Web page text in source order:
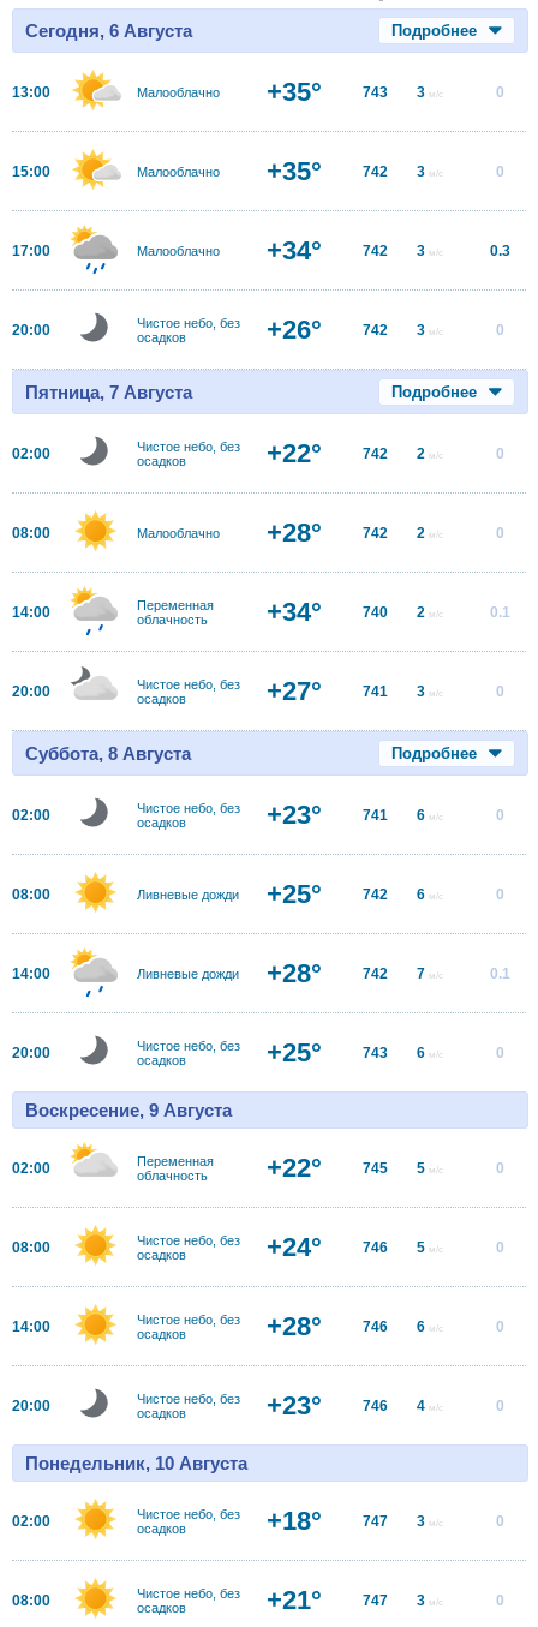
Сегодня, 6 Августа Подробнее
13:00 Малооблачно +35° 743 3 м/с 0
15:00 Малооблачно +35° 742 3 м/с 0
17:00 Малооблачно +34° 742 3 м/с 0.3
20:00
Чистое небо, без
осадков
+26° 742 3 м/с 0
Пятница, 7 Августа Подробнее
02:00
Чистое небо, без
осадков
+22° 742 2 м/с 0
08:00 Малооблачно +28° 742 2 м/с 0
14:00
Переменная
облачность
+34° 740 2 м/с 0.1
20:00
Чистое небо, без
осадков
+27° 741 3 м/с 0
Суббота, 8 Августа Подробнее
02:00
Чистое небо, без
осадков
+23° 741 6 м/с 0
08:00 Ливневые дожди +25° 742 6 м/с 0
14:00 Ливневые дожди +28° 742 7 м/с 0.1
20:00
Чистое небо, без
осадков
+25° 743 6 м/с 0
Воскресение, 9 Августа
02:00
Переменная
облачность
+22° 745 5 м/с 0
08:00
Чистое небо, без
осадков
+24° 746 5 м/с 0
14:00
Чистое небо, без
осадков
+28° 746 6 м/с 0
20:00
Чистое небо, без
осадков
+23° 746 4 м/с 0
Понедельник, 10 Августа
02:00
Чистое небо, без
осадков
+18° 747 3 м/с 0
08:00
Чистое небо, без
осадков
+21° 747 3 м/с 0